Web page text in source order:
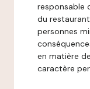
responsable
du
personnes
en matière
caractère